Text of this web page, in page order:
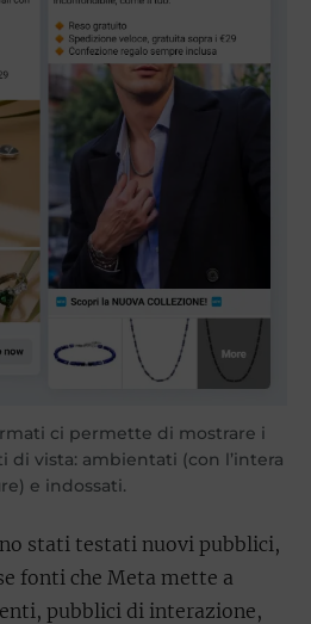
ci permette di mostrare i
vista: ambientati (con l’intera
e indossati.
stati testati nuovi pubblici,
fonti che Meta mette a
pubblici di interazione,